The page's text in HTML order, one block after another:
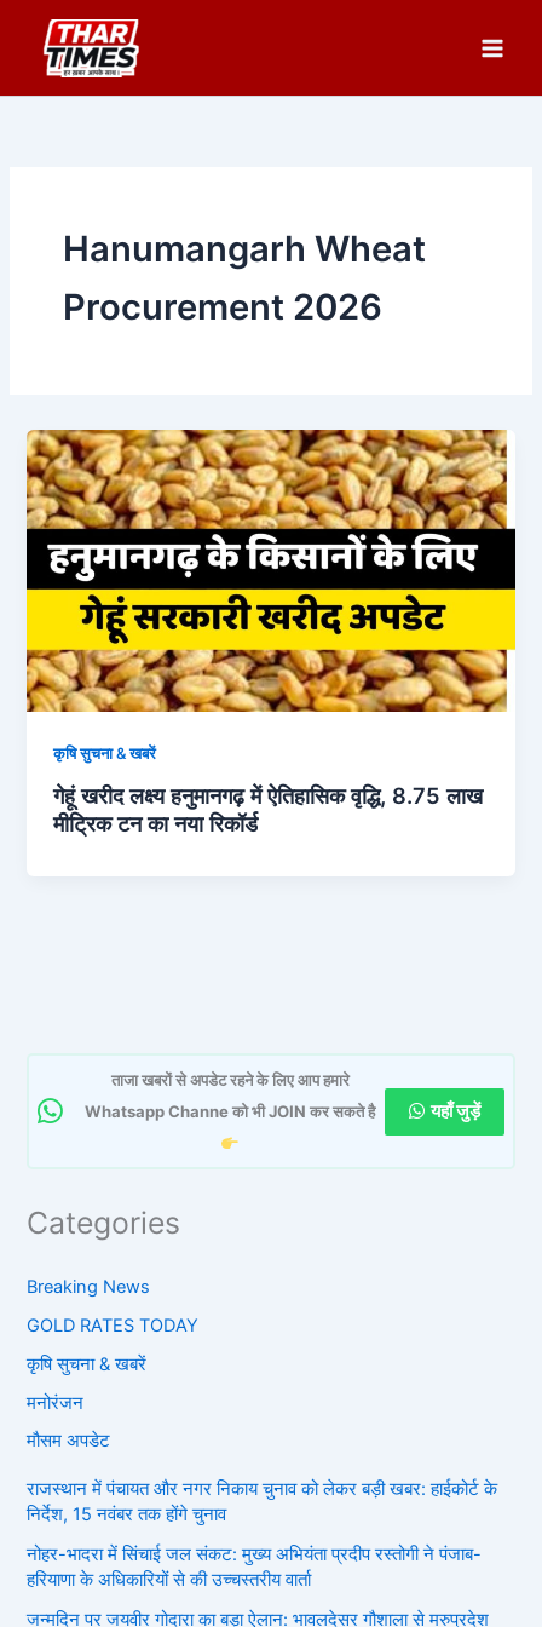
content
Hanumangarh Wheat
Procurement 2026
कृषि सुचना & खबरें
गेहूं खरीद लक्ष्य हनुमानगढ़ में ऐतिहासिक वृद्धि, 8.75 लाख
मीट्रिक टन का नया रिकॉर्ड
ताजा खबरों से अपडेट रहने के लिए आप हमारे
Whatsapp Channe को भी JOIN कर सकते है
यहाँ जुड़ें
Categories
Breaking News
GOLD RATES TODAY
कृषि सुचना & खबरें
मनोरंजन
मौसम अपडेट
राजस्थान में पंचायत और नगर निकाय चुनाव को लेकर बड़ी खबर: हाईकोर्ट के
निर्देश, 15 नवंबर तक होंगे चुनाव
नोहर-भादरा में सिंचाई जल संकट: मुख्य अभियंता प्रदीप रस्तोगी ने पंजाब-
हरियाणा के अधिकारियों से की उच्चस्तरीय वार्ता
जन्मदिन पर जयवीर गोदारा का बड़ा ऐलान: भावलदेसर गौशाला से मरुप्रदेश